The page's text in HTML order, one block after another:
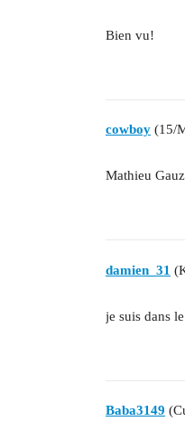
Bien vu!
cowboy (15/
Mathieu
damien_31
je suis dans
Baba3149